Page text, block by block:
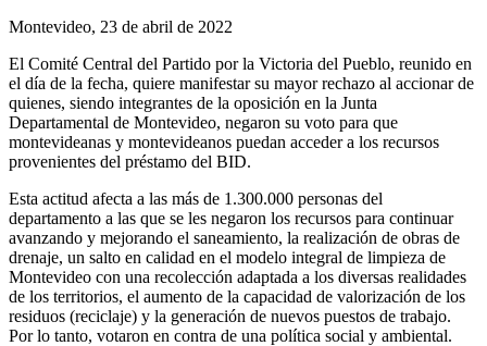
Montevideo, 23 de abril de 2022
El Comité Central del Partido por la Victoria del Pueblo, reunido en
el día de la fecha, quiere manifestar su mayor rechazo al accionar de
quienes, siendo integrantes de la oposición en la Junta
Departamental de Montevideo, negaron su voto para que
montevideanas y montevideanos puedan acceder a los recursos
provenientes del préstamo del BID.
Esta actitud afecta a las más de 1.300.000 personas del
departamento a las que se les negaron los recursos para continuar
avanzando y mejorando el saneamiento, la realización de obras de
drenaje, un salto en calidad en el modelo integral de limpieza de
Montevideo con una recolección adaptada a los diversas realidades
de los territorios, el aumento de la capacidad de valorización de los
residuos (reciclaje) y la generación de nuevos puestos de trabajo.
Por lo tanto, votaron en contra de una política social y ambiental.